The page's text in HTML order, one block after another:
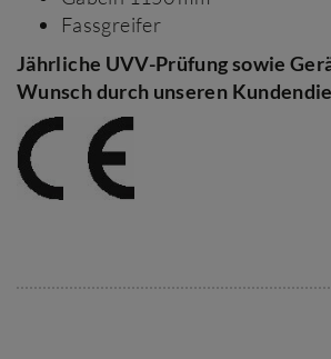
Fassgreifer
Jährliche UVV-Prüfung sowie
Wunsch durch unseren